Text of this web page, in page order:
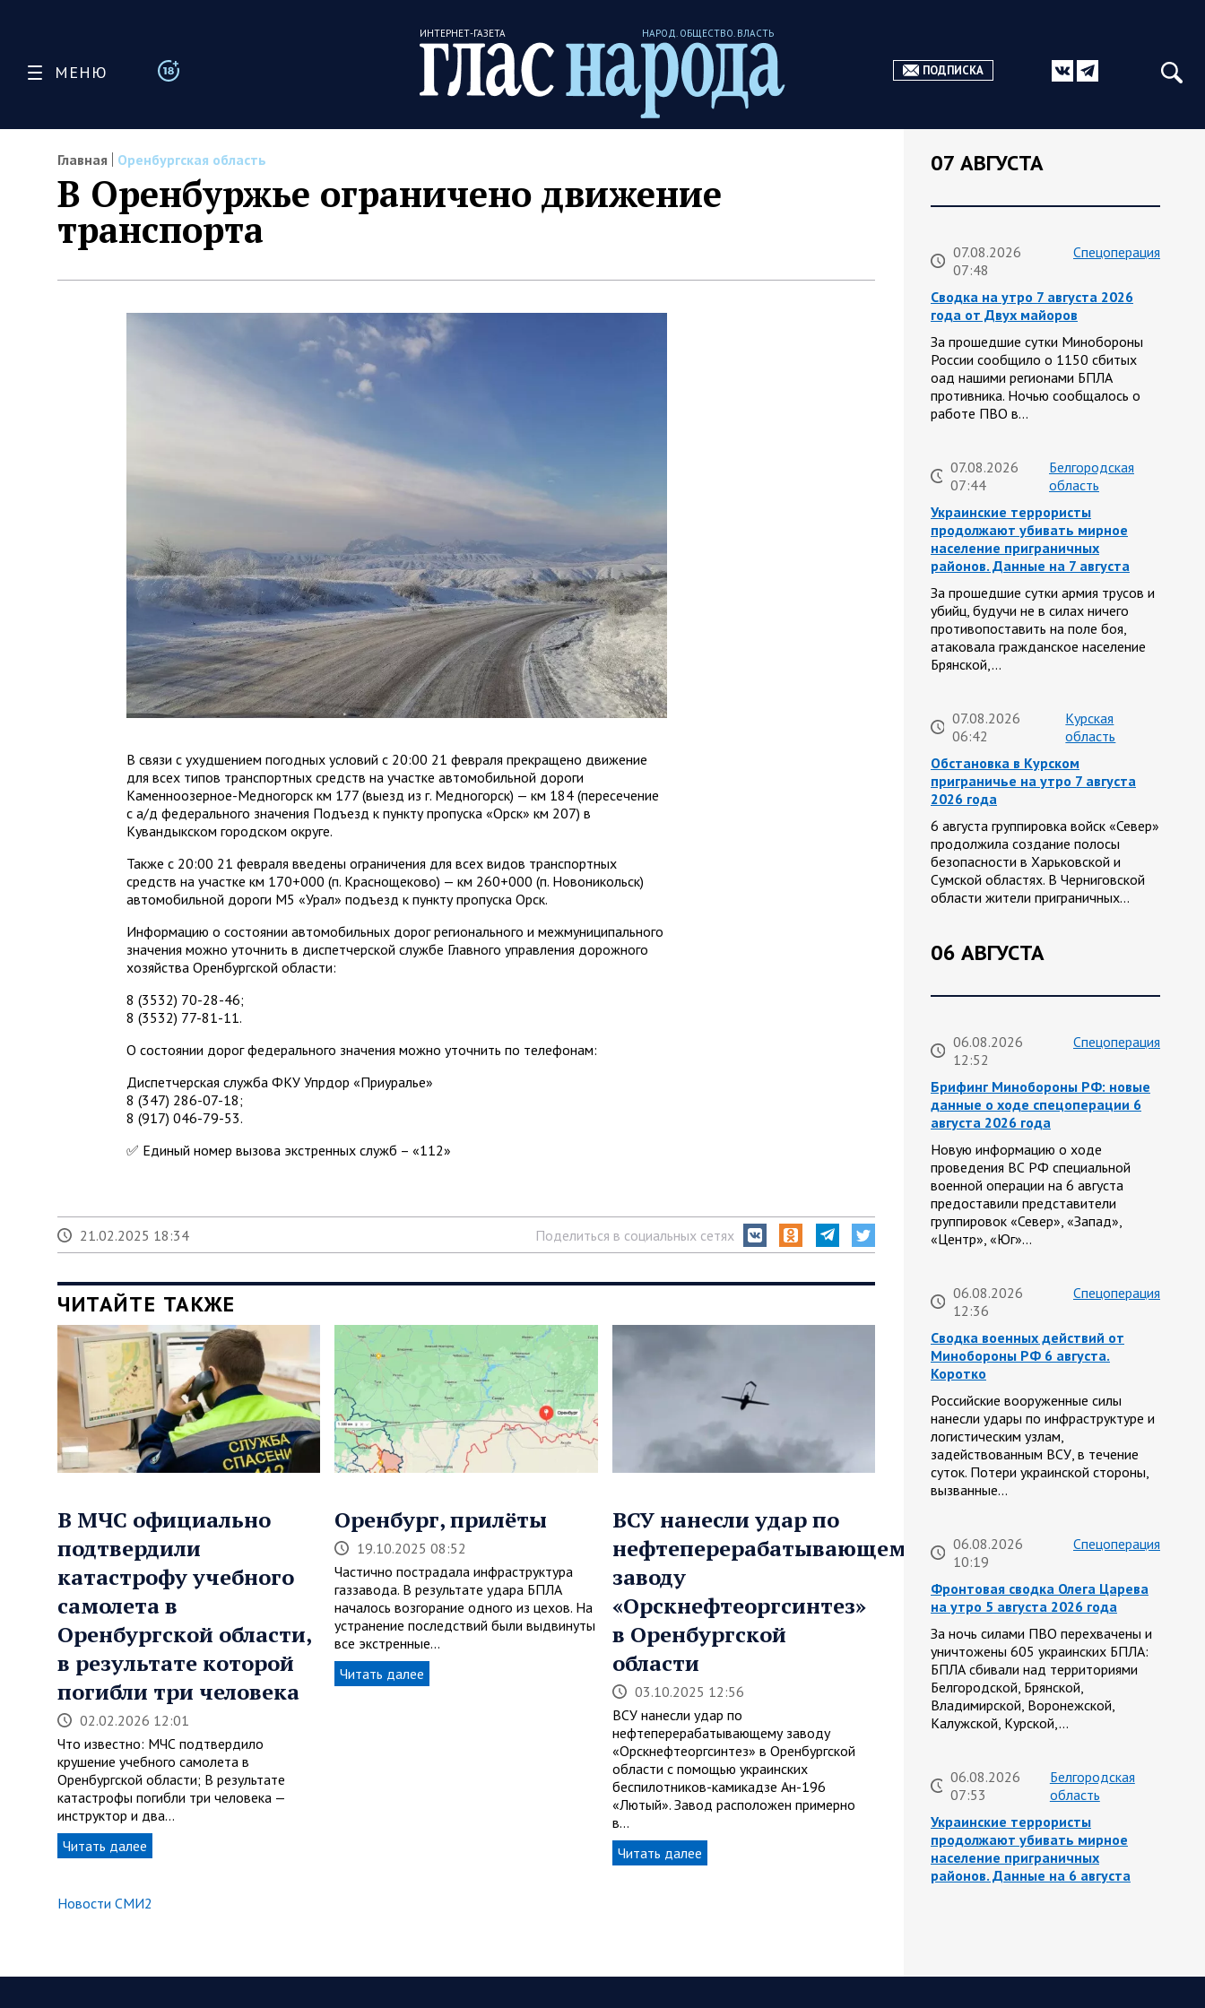
МЕНЮ
ИНТЕРНЕТ-ГАЗЕТА НАРОД. ОБЩЕСТВО. ВЛАСТЬ
ПОДПИСКА
Главная Оренбургская область
В Оренбуржье ограничено движение
транспорта
В связи с ухудшением погодных условий с 20:00 21 февраля прекращено движение
для всех типов транспортных средств на участке автомобильной дороги
Каменноозерное-Медногорск км 177 (выезд из г. Медногорск) — км 184 (пересечение
с а/д федерального значения Подъезд к пункту пропуска «Орск» км 207) в
Кувандыкском городском округе.
Также с 20:00 21 февраля введены ограничения для всех видов транспортных
средств на участке км 170+000 (п. Краснощеково) — км 260+000 (п. Новоникольск)
автомобильной дороги М5 «Урал» подъезд к пункту пропуска Орск.
Информацию о состоянии автомобильных дорог регионального и межмуниципального
значения можно уточнить в диспетчерской службе Главного управления дорожного
хозяйства Оренбургской области:
8 (3532) 70-28-46;
8 (3532) 77-81-11.
О состоянии дорог федерального значения можно уточнить по телефонам:
Диспетчерская служба ФКУ Упрдор «Приуралье»
8 (347) 286-07-18;
8 (917) 046-79-53.
✅ Единый номер вызова экстренных служб – «112»
21.02.2025 18:34 Поделиться в социальных сетях
ЧИТАЙТЕ ТАКЖЕ
В МЧС официально
подтвердили
катастрофу учебного
самолета в
Оренбургской области,
в результате которой
погибли три человека
02.02.2026 12:01
Что известно: МЧС подтвердило
крушение учебного самолета в
Оренбургской области; В результате
катастрофы погибли три человека —
инструктор и два…
Читать далее
Оренбург, прилёты
19.10.2025 08:52
Частично пострадала инфраструктура
газзавода. В результате удара БПЛА
началось возгорание одного из цехов. На
устранение последствий были выдвинуты
все экстренные…
Читать далее
ВСУ нанесли удар по
нефтеперерабатывающему
заводу
«Орскнефтеоргсинтез»
в Оренбургской
области
03.10.2025 12:56
ВСУ нанесли удар по
нефтеперерабатывающему заводу
«Орскнефтеоргсинтез» в Оренбургской
области с помощью украинских
беспилотников-камикадзе Ан-196
«Лютый». Завод расположен примерно
в…
Читать далее
Новости СМИ2
07 АВГУСТА
07.08.2026
07:48
Спецоперация
Сводка на утро 7 августа 2026
года от Двух майоров
За прошедшие сутки Минобороны
России сообщило о 1150 сбитых
оад нашими регионами БПЛА
противника. Ночью сообщалось о
работе ПВО в…
07.08.2026
07:44
Белгородская
область
Украинские террористы
продолжают убивать мирное
население приграничных
районов. Данные на 7 августа
За прошедшие сутки армия трусов и
убийц, будучи не в силах ничего
противопоставить на поле боя,
атаковала гражданское население
Брянской,…
07.08.2026
06:42
Курская
область
Обстановка в Курском
приграничье на утро 7 августа
2026 года
6 августа группировка войск «Север»
продолжила создание полосы
безопасности в Харьковской и
Сумской областях. В Черниговской
области жители приграничных…
06 АВГУСТА
06.08.2026
12:52
Спецоперация
Брифинг Минобороны РФ: новые
данные о ходе спецоперации 6
августа 2026 года
Новую информацию о ходе
проведения ВС РФ специальной
военной операции на 6 августа
предоставили представители
группировок «Север», «Запад»,
«Центр», «Юг»…
06.08.2026
12:36
Спецоперация
Сводка военных действий от
Минобороны РФ 6 августа.
Коротко
Российские вооруженные силы
нанесли удары по инфраструктуре и
логистическим узлам,
задействованным ВСУ, в течение
суток. Потери украинской стороны,
вызванные…
06.08.2026
10:19
Спецоперация
Фронтовая сводка Олега Царева
на утро 5 августа 2026 года
За ночь силами ПВО перехвачены и
уничтожены 605 украинских БПЛА:
БПЛА сбивали над территориями
Белгородской, Брянской,
Владимирской, Воронежской,
Калужской, Курской,…
06.08.2026
07:53
Белгородская
область
Украинские террористы
продолжают убивать мирное
население приграничных
районов. Данные на 6 августа
Белгородской…